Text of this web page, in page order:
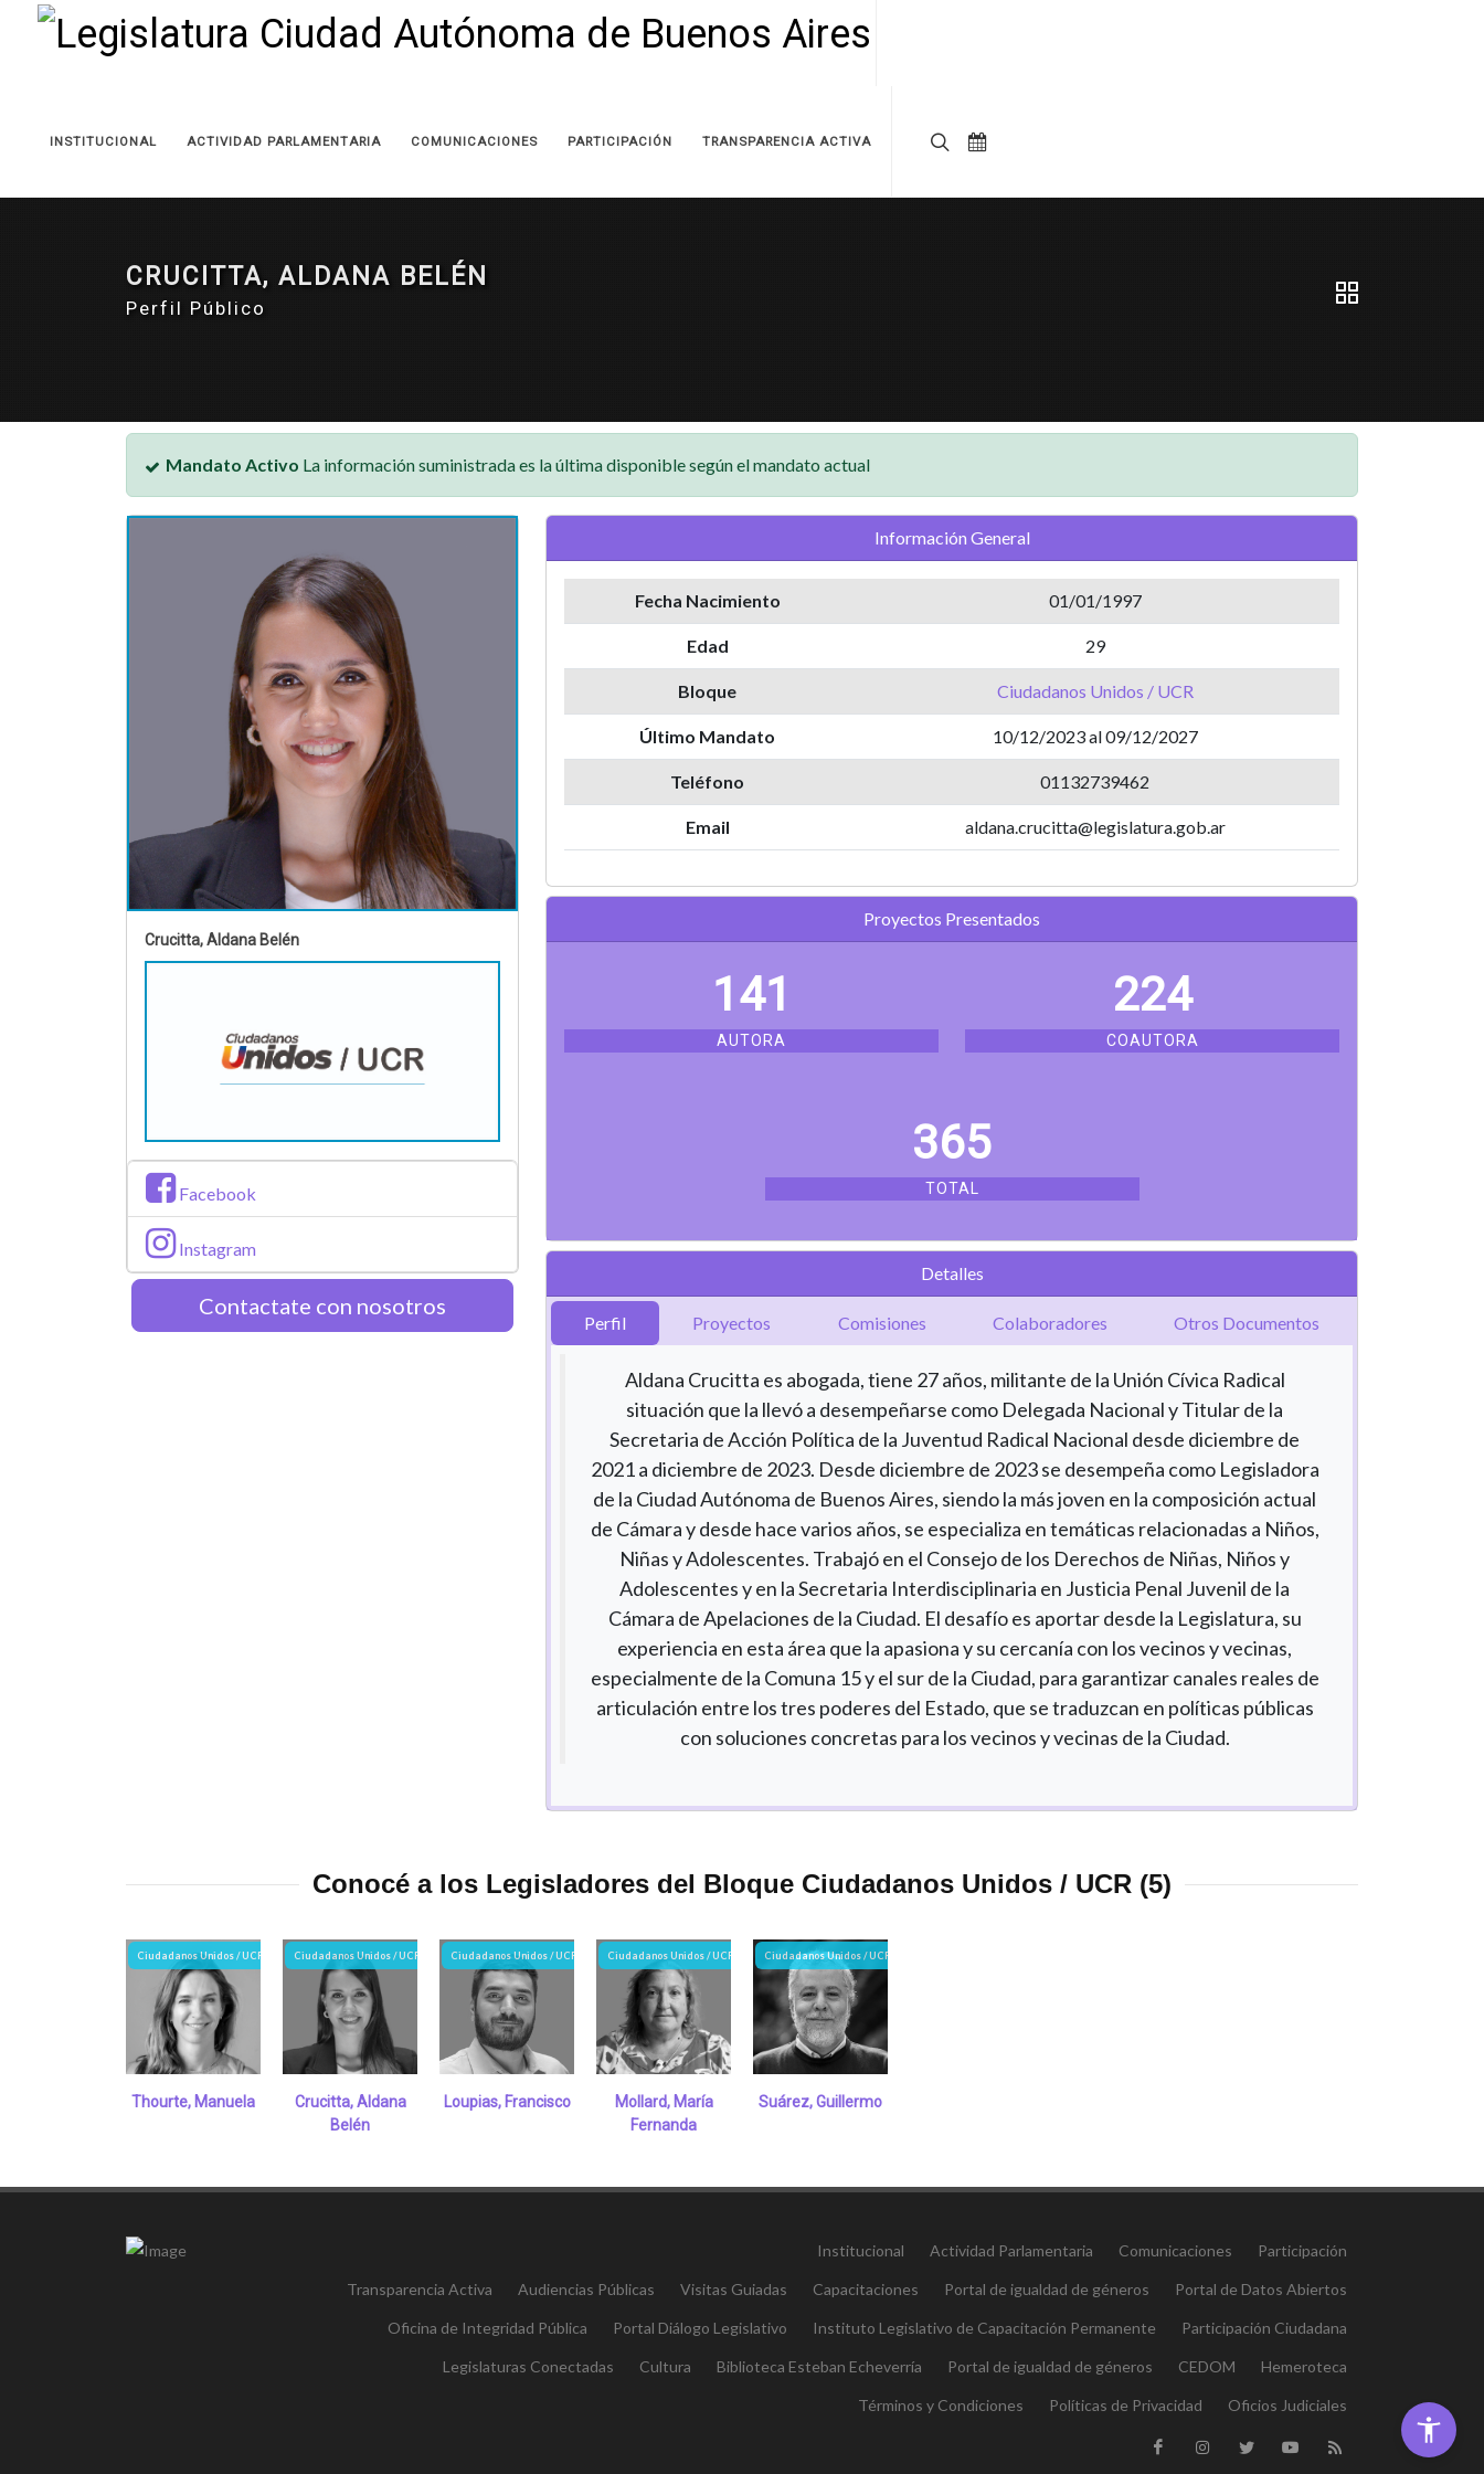
INSTITUCIONAL ACTIVIDAD PARLAMENTARIA COMUNICACIONES PARTICIPACIÓN TRANSPARENCIA ACTIVA
CRUCITTA, ALDANA BELÉN
Perfil Público
Mandato Activo La información suministrada es la última disponible según el mandato actual
Crucitta, Aldana Belén
Facebook
Instagram
Contactate con nosotros
Información General
Fecha Nacimiento 01/01/1997
Edad 29
Bloque Ciudadanos Unidos / UCR
Último Mandato 10/12/2023 al 09/12/2027
Teléfono 01132739462
Email aldana.crucitta@legislatura.gob.ar
Proyectos Presentados
141
AUTORA
224
COAUTORA
365
TOTAL
Detalles
Perfil Proyectos Comisiones Colaboradores Otros Documentos
Aldana Crucitta es abogada, tiene 27 años, militante de la Unión Cívica Radical
situación que la llevó a desempeñarse como Delegada Nacional y Titular de la
Secretaria de Acción Política de la Juventud Radical Nacional desde diciembre de
2021 a diciembre de 2023. Desde diciembre de 2023 se desempeña como Legisladora
de la Ciudad Autónoma de Buenos Aires, siendo la más joven en la composición actual
de Cámara y desde hace varios años, se especializa en temáticas relacionadas a Niños,
Niñas y Adolescentes. Trabajó en el Consejo de los Derechos de Niñas, Niños y
Adolescentes y en la Secretaria Interdisciplinaria en Justicia Penal Juvenil de la
Cámara de Apelaciones de la Ciudad. El desafío es aportar desde la Legislatura, su
experiencia en esta área que la apasiona y su cercanía con los vecinos y vecinas,
especialmente de la Comuna 15 y el sur de la Ciudad, para garantizar canales reales de
articulación entre los tres poderes del Estado, que se traduzcan en políticas públicas
con soluciones concretas para los vecinos y vecinas de la Ciudad.
Conocé a los Legisladores del Bloque Ciudadanos Unidos / UCR (5)
Ciudadanos Unidos / UCR
Thourte, Manuela
Ciudadanos Unidos / UCR
Crucitta, Aldana
Belén
Ciudadanos Unidos / UCR
Loupias, Francisco
Ciudadanos Unidos / UCR
Mollard, María
Fernanda
Ciudadanos Unidos / UCR
Suárez, Guillermo
Institucional Actividad Parlamentaria Comunicaciones Participación
Transparencia Activa Audiencias Públicas Visitas Guiadas Capacitaciones Portal de igualdad de géneros Portal de Datos Abiertos
Oficina de Integridad Pública Portal Diálogo Legislativo Instituto Legislativo de Capacitación Permanente Participación Ciudadana
Legislaturas Conectadas Cultura Biblioteca Esteban Echeverría Portal de igualdad de géneros CEDOM Hemeroteca
Términos y Condiciones Políticas de Privacidad Oficios Judiciales